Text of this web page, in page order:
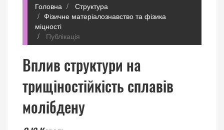
Головна
Структура
Фізичне матеріалознавство та фізика
міцності
Публікація
Вплив структури на
трищіностійкість сплавів
молібдену